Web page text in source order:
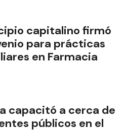
capitalino firmó
para prácticas
en Farmacia
capacitó a cerca de
públicos en el